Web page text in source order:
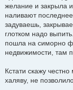
желание и закрыла
наливают
задуваешь,
глотком надо
пошла на симорно
недвижимости, там
Кстати скажу
халяву, не